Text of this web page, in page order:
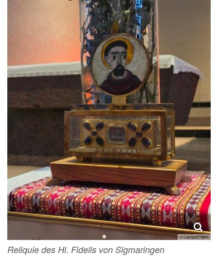
© CampusFidelis
Reliquie des Hl. Fidelis von Sigmaringen